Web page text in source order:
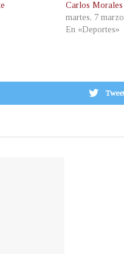
Carlos Morales
martes, 7
En «Deportes»